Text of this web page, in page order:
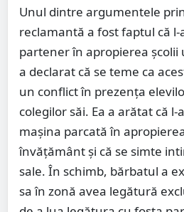
Unul dintre argumentele
reclamantă a fost faptul că
partener în apropierea școlii
a declarat că se teme ca
un conflict în prezența
colegilor săi. Ea a arătat că
mașina parcată în
învățământ și că se simte
sale. În schimb, bărbatul a
sa în zonă avea legătură